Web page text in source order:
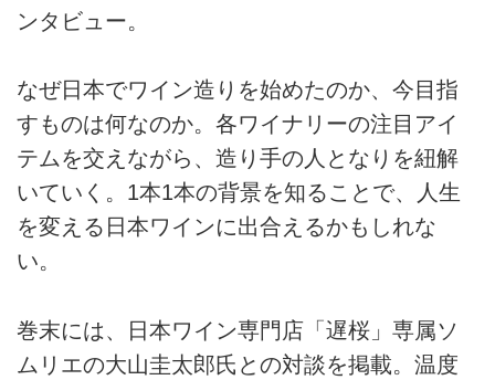
ンタビュー。
なぜ日本でワイン造りを始めたのか、今目指
すものは何なのか。各ワイナリーの注目アイ
テムを交えながら、造り手の人となりを紐解
いていく。1本1本の背景を知ることで、人生
を変える日本ワインに出合えるかもしれな
い。
巻末には、日本ワイン専門店「遅桜」専属ソ
ムリエの大山圭太郎氏との対談を掲載。温度